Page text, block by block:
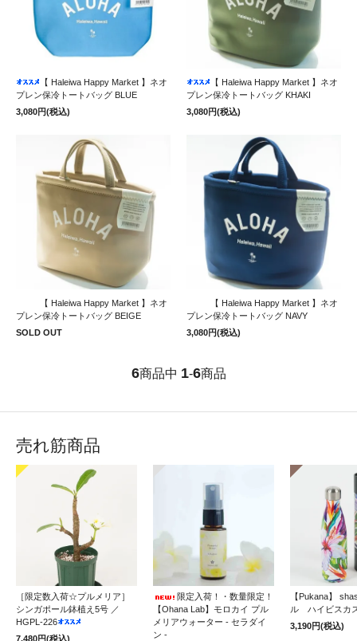
【 Haleiwa Happy Market 】ネオ
プレン保冷トートバッグ BLUE
3,080円(税込)
【 Haleiwa Happy Market 】ネオ
プレン保冷トートバッグ KHAKI
3,080円(税込)
【 Haleiwa Happy Market 】ネオ
プレン保冷トートバッグ BEIGE
SOLD OUT
【 Haleiwa Happy Market 】ネオ
プレン保冷トートバッグ NAVY
3,080円(税込)
6商品中 1-6商品
売れ筋商品
［限定数入荷☆プルメリア］
シンガポール鉢植え5号 ／
HGPL-226
7,480円(税込)
限定入荷！・数量限定！
【Ohana Lab】モロカイ プル
メリアウォーター - セラダイ
ン -
【Pukana】
ル ハイビスカ
3,190円(税込)